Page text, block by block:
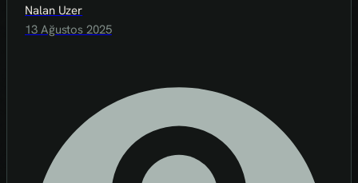
Nalan Uzer
13 Ağustos 2025